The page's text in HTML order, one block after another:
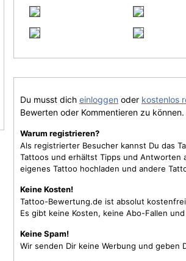
Du musst dich einloggen oder kostenlos
Bewerten oder Kommentieren zu können.
Warum registrieren?
Als registrierter Besucher kannst Du das
Tattoos und erhältst Tipps und Antworten
eigenes Tattoo hochladen und andere
Keine Kosten!
Tattoo-Bewertung.de ist absolut
Es gibt keine Kosten, keine Abo-Fallen
Keine Spam!
Wir senden Dir keine Werbung und geben